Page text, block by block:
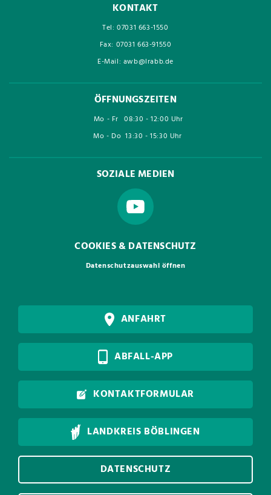
KONTAKT
Tel: 07031 663-1550
Fax: 07031 663-91550
E-Mail: awb@lrabb.de
ÖFFNUNGSZEITEN
Mo - Fr 08:30 - 12:00 Uhr
Mo - Do 13:30 - 15:30 Uhr
SOZIALE MEDIEN
COOKIES & DATENSCHUTZ
Datenschutzauswahl öffnen
ANFAHRT
ABFALL-APP
KONTAKTFORMULAR
LANDKREIS BÖBLINGEN
DATENSCHUTZ